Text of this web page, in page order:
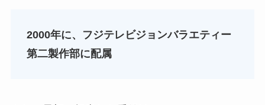
2000年に、フジテレビジョンバラエティー
第二製作部に配属